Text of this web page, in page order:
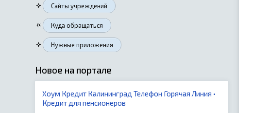
🔅 Сайты учреждений
🔅 Куда обращаться
🔅 Нужные приложения
Новое на портале
Хоум Кредит Калининград Телефон Горячая Линия •
Кредит для пенсионеров